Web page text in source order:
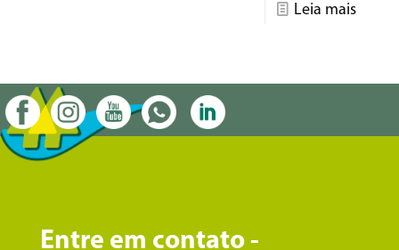
Leia mais
Entre em contato -